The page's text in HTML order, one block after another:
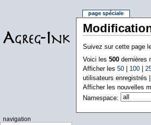
Suivez sur cette page
Voici les 500dernières
Afficher les 50| 100|
utilisateurs enregistrés |
Afficher les nouvelles
Namespace:
page spéciale
navigation